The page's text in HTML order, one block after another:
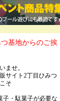
基地からのご挨
ませ。
サイト2丁目ひみつ
そ
子・駄菓子が必要な